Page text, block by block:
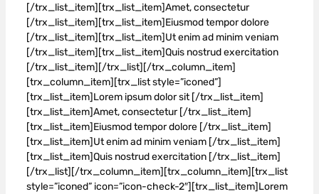
[/trx_list_item][trx_list_item]Amet, consectetur
[/trx_list_item][trx_list_item]Eiusmod tempor dolore
[/trx_list_item][trx_list_item]Ut enim ad minim veniam
[/trx_list_item][trx_list_item]Quis nostrud exercitation
[/trx_list_item][/trx_list][/trx_column_item]
[trx_column_item][trx_list style=”iconed”]
[trx_list_item]Lorem ipsum dolor sit [/trx_list_item]
[trx_list_item]Amet, consectetur [/trx_list_item]
[trx_list_item]Eiusmod tempor dolore [/trx_list_item]
[trx_list_item]Ut enim ad minim veniam [/trx_list_item]
[trx_list_item]Quis nostrud exercitation [/trx_list_item]
[/trx_list][/trx_column_item][trx_column_item][trx_list
style=”iconed” icon=”icon-check-2″][trx_list_item]Lorem